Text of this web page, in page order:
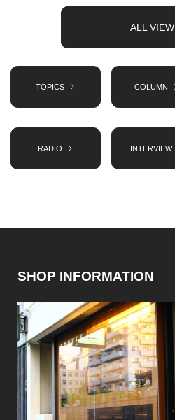
ALL VIEW
TOPICS COLUMN
RADIO INTERVIEW
SHOP INFORMATION